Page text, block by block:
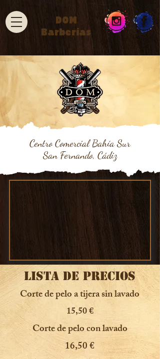
DOM
Barberías
Centro Comercial Bahía Sur
San Fernando, Cádiz
LISTA DE PRECIOS
Corte de pelo a tijera sin lavado
15,50 €
Corte de pelo con lavado
16,50 €